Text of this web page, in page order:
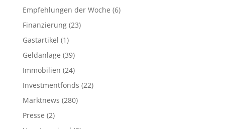
Empfehlungen der Woche (6)
Finanzierung(23)
Gastartikel (1)
Geldanlage (39)
Immobilien (24)
Investmentfonds (22)
Marktnews (280)
Presse (2)